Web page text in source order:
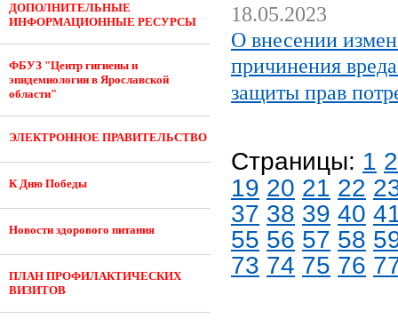
ДОПОЛНИТЕЛЬНЫЕ
ИНФОРМАЦИОННЫЕ РЕСУРСЫ
ФБУЗ "Центр гигиены и
эпидемиологии в Ярославской
области"
ЭЛЕКТРОННОЕ ПРАВИТЕЛЬСТВО
К Дню Победы
Новости здорового питания
ПЛАН ПРОФИЛАКТИЧЕСКИХ
ВИЗИТОВ
18.05.2023
О внесении
причинения
защиты прав
Страницы: 1 2
19 20 21 22
37 38 39 40
55 56 57 58
73 74 75 76